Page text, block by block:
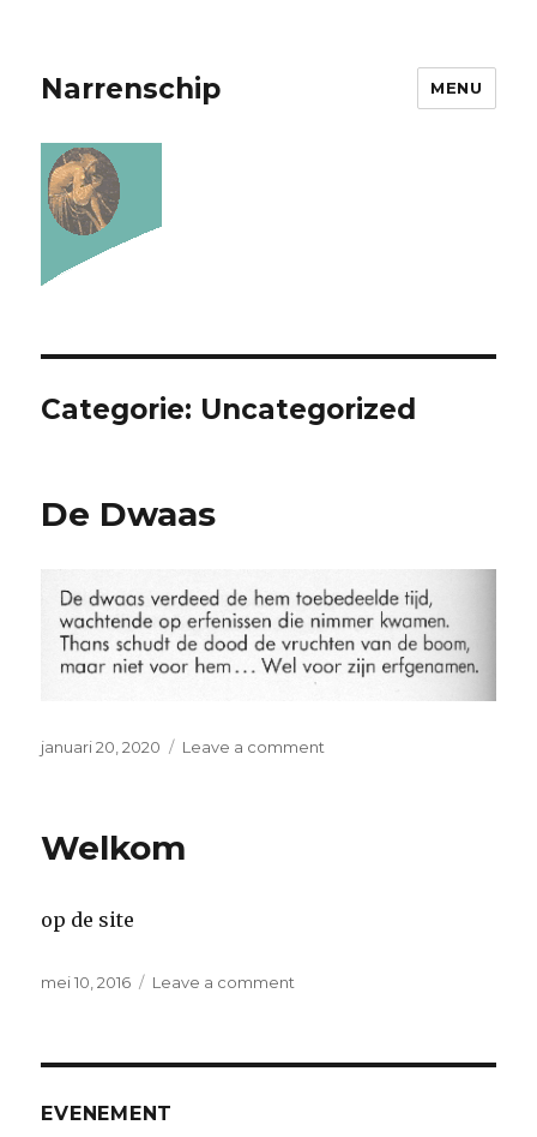
Narrenschip MENU
Categorie: Uncategorized
De Dwaas
Posted
januari 20, 2020 Leave a comment
Welkom
op de site
Posted
mei 10, 2016 Leave a comment
EVENEMENT